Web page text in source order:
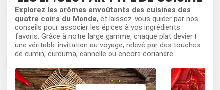
Explorez les arômes envoûtants des cuisines des
quatre coins du Monde, et laissez-vous guider par nos
conseils pour associer les épices à vos ingrédients
favoris. Grâce à notre large gamme, chaque plat devient
une véritable invitation au voyage, relevé par des touches
de cumin, curcuma, cannelle ou encore coriandre.